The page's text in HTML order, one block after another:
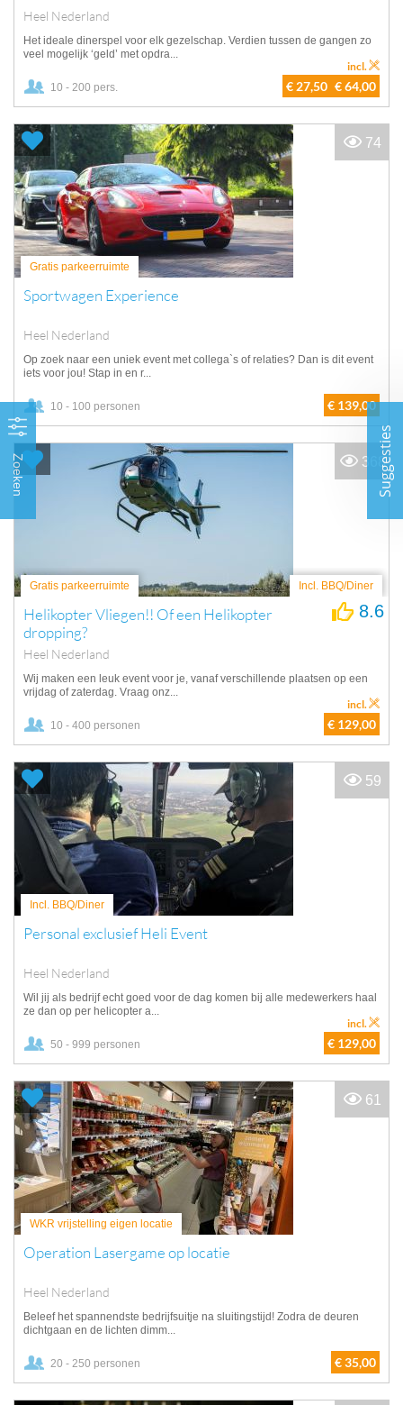
Zoeken
Heel Nederland
Het ideale dinerspel voor elk gezelschap. Verdien tussen de gangen zo
veel mogelijk ‘geld’ met opdra...
10 - 200 pers. € 27,50 € 64,00
incl.
Gratis parkeerruimte
Sportwagen Experience
Heel Nederland
Op zoek naar een uniek event met collega`s of relaties? Dan is dit event
iets voor jou! Stap in en r...
10 - 100 personen € 139,00
74
Gratis parkeerruimte Incl. BBQ/Diner
Helikopter Vliegen!! Of een Helikopter
dropping?
Heel Nederland
8.6
Wij maken een leuk event voor je, vanaf verschillende plaatsen op een
vrijdag of zaterdag. Vraag onz...
10 - 400 personen € 129,00
incl.
368
Incl. BBQ/Diner
Personal exclusief Heli Event
Heel Nederland
Wil jij als bedrijf echt goed voor de dag komen bij alle medewerkers haal
ze dan op per helicopter a...
50 - 999 personen € 129,00
incl.
59
WKR vrijstelling eigen locatie
Operation Lasergame op locatie
Heel Nederland
Beleef het spannendste bedrijfsuitje na sluitingstijd! Zodra de deuren
dichtgaan en de lichten dimm...
20 - 250 personen € 35,00
61
Suggesties